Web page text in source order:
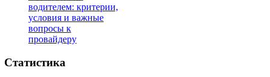
водителем: критерии,
условия и важные
вопросы к
провайдеру
Статистика